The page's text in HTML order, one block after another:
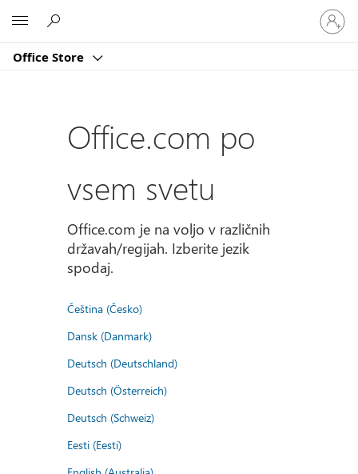
Office Store
Vpišite
se
v
račun
Office.com po
vsem svetu
Office.com je na voljo v različnih
državah/regijah. Izberite jezik
spodaj.
Čeština (Česko)
Dansk (Danmark)
Deutsch (Deutschland)
Deutsch (Österreich)
Deutsch (Schweiz)
Eesti (Eesti)